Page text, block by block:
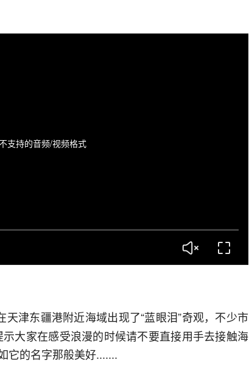
支持的音频/视频格式
天津东疆港附近海域出现了“蓝眼泪”奇观，不少市
大家在感受浪漫的时候请不要直接用手去接触海
它的名字那般美好.......